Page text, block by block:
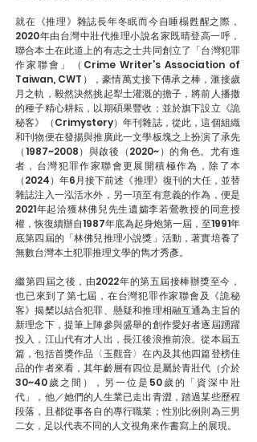
就在《推理》雜誌長年冬眠而今自睡榻甦醒之際，
2020年由台灣中壯代推理小說名家既晴登高一呼，
聯合本土在此道上的有志之士共同創立了「台灣犯罪
作家聯會」（Crime Writer’s Association of
Taiwan, CWT），豪情萬丈接下傳承之棒，滙接歲
月之軌，毅然決然挑起犁土灌溉的擔子，將前人播撒
的種子精心耕耘，以期碩果豐收；並於旗下設立《詭
秘客》（Crimystery）年刊雜誌，從此，這個組織
和刊物便在發揚與推廣此一文學板塊之上扮演了承先
（1987~2008）與啟後（2020~）的角色。尤有進
者，台灣犯罪作家聯會更展開積極作為，除了本
（2024）年6月接下前述《推理》復刊的大任，並替
雜誌注入一泓活水外，另一項至有意義的作為，便是
2021年起洽獲林佛兒先生遺孀李若鶯教授的同意授
權，恢復續辦自1987年底為起身炮第一屆，至1991年
底第四屆的「林佛兒推理小說獎」活動，著實培養了
無數台灣本土犯罪推理文學的雋才秀彥。
繼第四屆之後，由2022年的第五屆接棒辦獎至今，
也已來到了第七屆，在台灣犯罪作家聯會及《詭秘
客》揭櫫以結合犯罪、懸疑和推理相融互通為主旨的
新理念下，提筆上陣參與盛舉的創作愛好者逐屆踴躍
投入，江山代有才人出，長江後浪推前浪。從本屆五
篇，包括首獎作品〈玉觀音〉在內及其他四篇登榜佳
品的作者來看，其年齡層有四位是屬於青壯代（介於
30~40歲之間），另一位是50歲的「資深中壯
代」，他／她們的人生業已走出青澀，踏過某些歷程
段落，且都從事各自的專行職業；性別比例則為三男
二女，足以代表不同的人文視角來作書寫上的展現。